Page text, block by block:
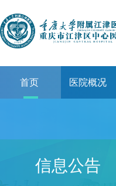
首页 医院概况
信息公告